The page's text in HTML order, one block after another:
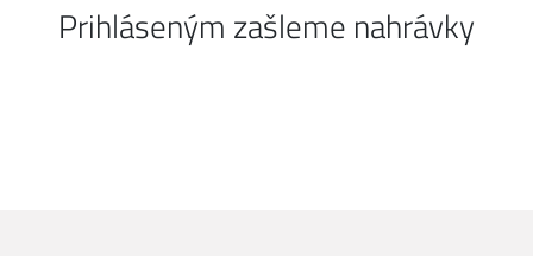
Prihláseným zašleme nahrávky